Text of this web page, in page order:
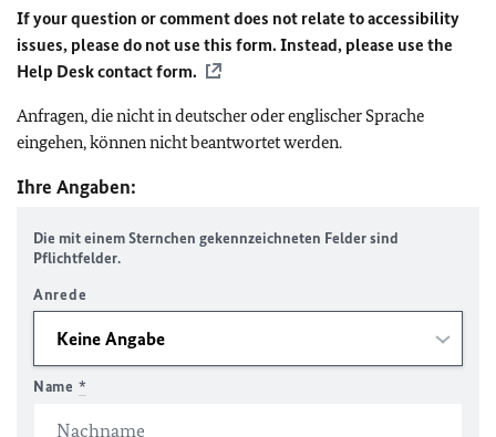
If your question or comment does not relate to accessibility
issues, please do not use this form. Instead, please use the
Help Desk contact form.
Anfragen, die nicht in deutscher oder englischer Sprache
eingehen, können nicht beantwortet werden.
Ihre Angaben:
Die mit einem Sternchen gekennzeichneten Felder sind
Pflichtfelder.
Anrede
Name *